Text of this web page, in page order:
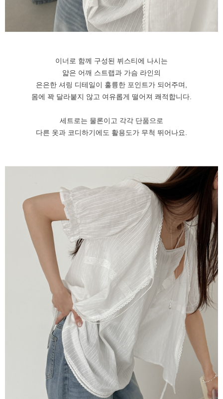
이너로 함께 구성된 뷔스티에 나시는
얇은 어깨 스트랩과 가슴 라인의
은은한 셔링 디테일이 훌륭한 포인트가 되어주며,
몸에 꽉 달라붙지 않고 여유롭게 떨어져 쾌적합니다.
세트로는 물론이고 각각 단품으로
다른 옷과 코디하기에도 활용도가 무척 뛰어나요.